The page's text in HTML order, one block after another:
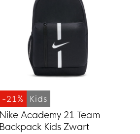
-21% Kids
Nike Academy 21 Team
Backpack Kids Zwart